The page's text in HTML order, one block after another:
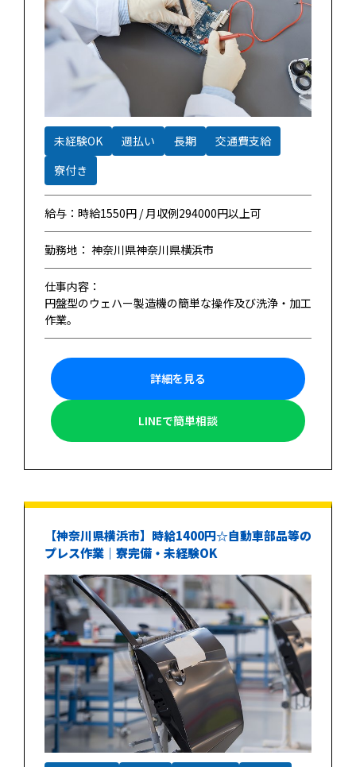
未経験OK 週払い 長期
交通費支給
寮付き
給与：時給1550円 / 月収例294000円以上可
勤務地： 神奈川県神奈川県横浜市
仕事内容：
円盤型のウェハー製造機の簡単な操作及び洗浄・加工
作業。
詳細を見る
LINEで簡単相談
【神奈川県横浜市】時給1400円☆自動車部品等の
プレス作業｜寮完備・未経験OK